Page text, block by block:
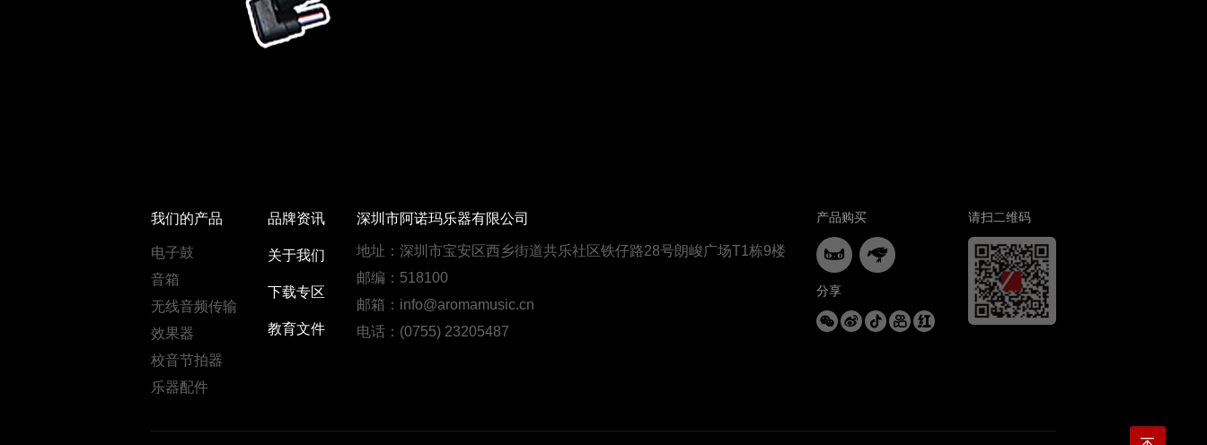
我们的产品
电子鼓
音箱
无线音频传输
效果器
校音节拍器
乐器配件
品牌资讯
关于我们
下载专区
教育文件
深圳市阿诺玛乐器有限公司
地址：深圳市宝安区西乡街道共乐社区铁仔路28号朗峻广场T1栋9楼
邮编：518100
邮箱：info@aromamusic.cn
电话：(0755) 23205487
产品购买
 
分享
    
请扫二维码